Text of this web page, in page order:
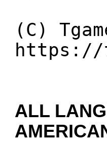
(C)
https://
ALL